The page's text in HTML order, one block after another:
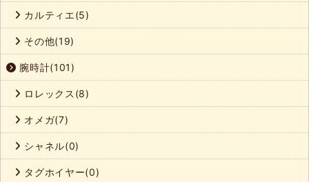
カルティエ(5)
その他(19)
腕時計(101)
ロレックス(8)
オメガ(7)
シャネル(0)
タグホイヤー(0)